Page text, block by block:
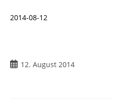
2014-08-12
Beitrag12. August 2014